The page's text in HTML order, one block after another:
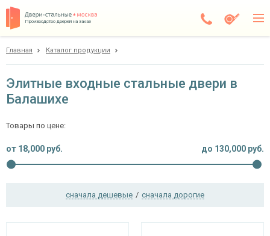
Производство дверей на заказ
Доставка
Установка
Галерея
Покупателям
Главная Каталог продукции
Элитные входные стальные двери в
Балашихе
Товары по цене:
от 18,000 руб. до 130,000 руб.
сначала дешевые / сначала дорогие